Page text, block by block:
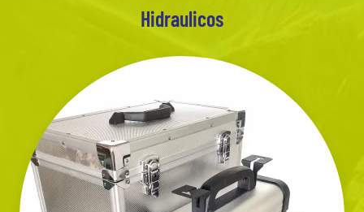
Hidraulicos